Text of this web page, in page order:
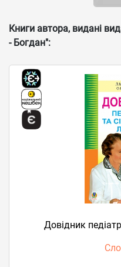
Книги автора, видані
- Богдан":
Довідник